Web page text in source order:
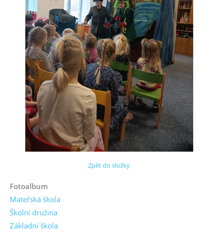
Zpět do složky
Fotoalbum
Mateřská škola
Školní družina
Základní škola